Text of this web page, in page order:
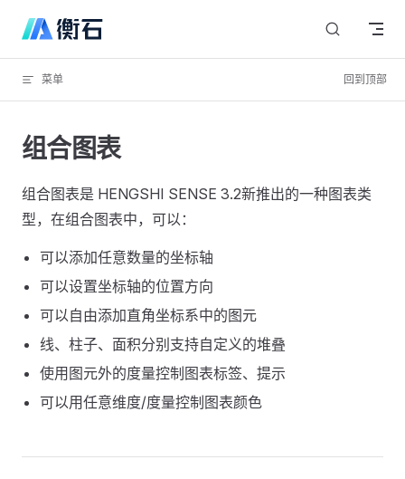
Skip to content
菜单 回到顶部
组合图表
组合图表是 HENGSHI SENSE 3.2新推出的一种图表类
型，在组合图表中，可以：
可以添加任意数量的坐标轴
可以设置坐标轴的位置方向
可以自由添加直角坐标系中的图元
线、柱子、面积分别支持自定义的堆叠
使用图元外的度量控制图表标签、提示
可以用任意维度/度量控制图表颜色